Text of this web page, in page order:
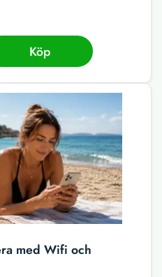
Köp
med Wifi och